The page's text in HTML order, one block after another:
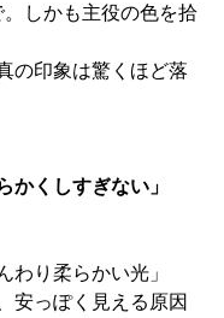
しかも主役の色を拾
の印象は驚くほど落
くしすぎない」
わり柔らかい光」
安っぽく見える原因